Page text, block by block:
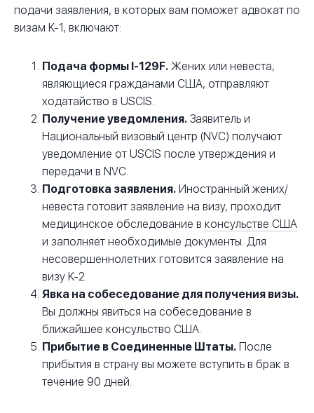
подачи заявления, в которых вам поможет адвокат по
визам K-1, включают:
Подача формы I-129F. Жених или невеста,
являющиеся гражданами США, отправляют
ходатайство в USCIS.
Получение уведомления. Заявитель и
Национальный визовый центр (NVC) получают
уведомление от USCIS после утверждения и
передачи в NVC.
Подготовка заявления. Иностранный жених/
невеста готовит заявление на визу, проходит
медицинское обследование в консульстве США
и заполняет необходимые документы. Для
несовершеннолетних готовится заявление на
визу K-2.
Явка на собеседование для получения визы.
Вы должны явиться на собеседование в
ближайшее консульство США.
Прибытие в Соединенные Штаты. После
прибытия в страну вы можете вступить в брак в
течение 90 дней.